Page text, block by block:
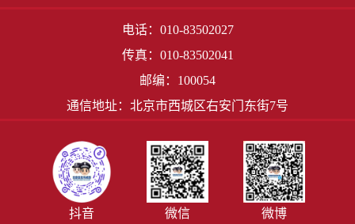
电话：010-83502027
传真：010-83502041
邮编：100054
通信地址：北京市西城区右安门东街7号
抖音 微信 微博